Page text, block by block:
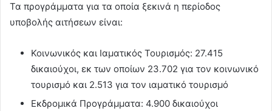
Τα προγράμματα για τα οποία ξεκινά η περίοδος
υποβολής αιτήσεων είναι:
Κοινωνικός και Ιαματικός Τουρισμός: 27.415
δικαιούχοι, εκ των οποίων 23.702 για τον κοινωνικό
τουρισμό και 2.513 για τον ιαματικό τουρισμό
Εκδρομικά Προγράμματα: 4.900 δικαιούχοι